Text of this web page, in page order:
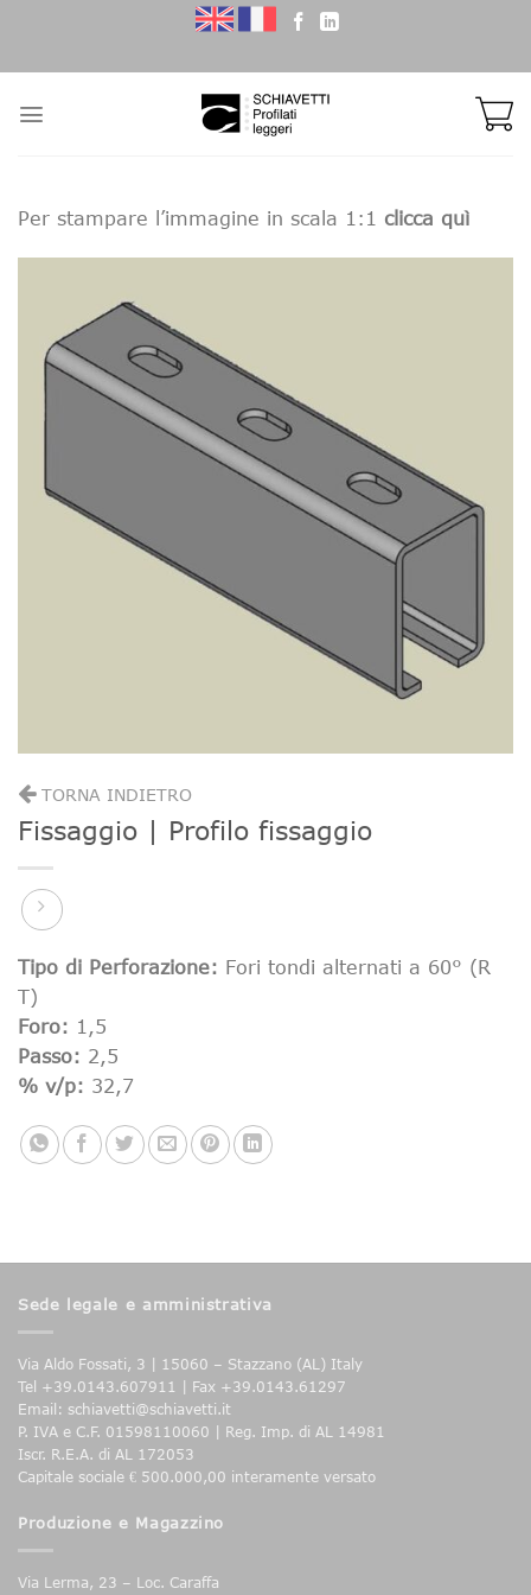
content
Per stampare l’immagine in scala 1:1 clicca quì
TORNA INDIETRO
Fissaggio | Profilo fissaggio
Tipo di Perforazione: Fori tondi alternati a 60° (R
T)
Foro: 1,5
Passo: 2,5
% v/p: 32,7
Sede legale e amministrativa
Via Aldo Fossati, 3 | 15060 – Stazzano (AL) Italy
Tel +39.0143.607911 | Fax +39.0143.61297
Email: schiavetti@schiavetti.it
P. IVA e C.F. 01598110060 | Reg. Imp. di AL 14981
Iscr. R.E.A. di AL 172053
Capitale sociale € 500.000,00 interamente versato
Produzione e Magazzino
Via Lerma, 23 – Loc. Caraffa